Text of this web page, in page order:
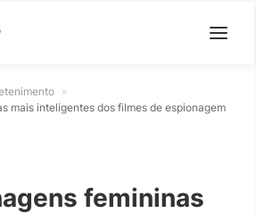
»
mais inteligentes dos filmes de espionagem
femininas